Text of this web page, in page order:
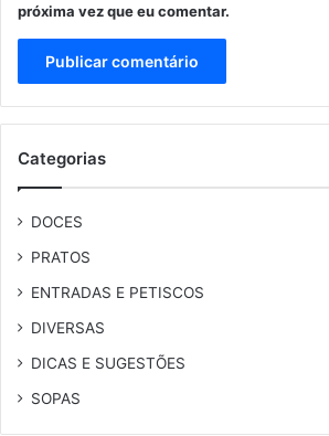
próxima vez que eu comentar.
Categorias
DOCES
PRATOS
ENTRADAS E PETISCOS
DIVERSAS
DICAS E SUGESTÕES
SOPAS